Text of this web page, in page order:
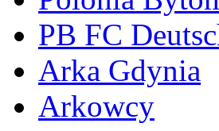
PB FC
Arka Gdynia
Arkowcy